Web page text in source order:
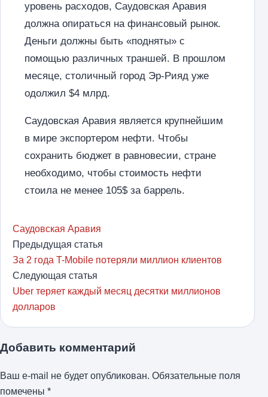
уровень расходов, Саудовская Аравия
должна опираться на финансовый рынок.
Деньги должны быть «подняты» с
помощью различных траншей. В прошлом
месяце, столичный город Эр-Рияд уже
одолжил $4 млрд.
Саудовская Аравия является крупнейшим
в мире экспортером нефти. Чтобы
сохранить бюджет в равновесии, стране
необходимо, чтобы стоимость нефти
стоила не менее 105$ за баррель.
Саудовская Аравия
Предыдущая статья
За 2 года T-Mobile потеряли миллион клиентов
Следующая статья
Uber теряет каждый месяц десятки миллионов
долларов
Добавить комментарий
Ваш e-mail не будет опубликован. Обязательные поля
помечены *